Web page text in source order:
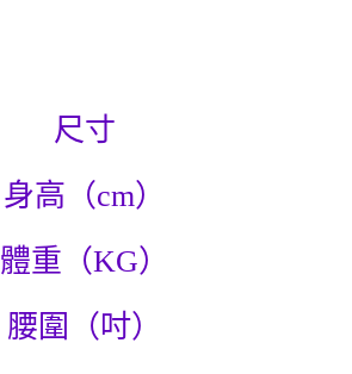
尺寸
身高（cm）
體重（KG）
腰圍（吋）